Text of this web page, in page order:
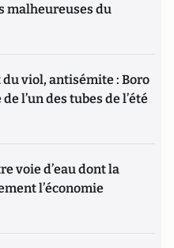
malheureuses du
viol, antisémite : Boro
l’un des tubes de l’été
voie d’eau dont la
l’économie